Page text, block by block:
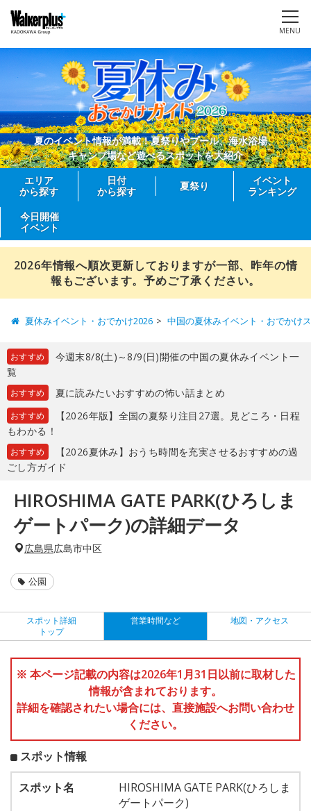
MENU
夏のイベント情報が満載！夏祭りやプール、海水浴場、
キャンプ場など遊べるスポットを大紹介
エリア
から探す
日付
から探す
夏祭り
イベント
ランキング
今日開催
イベント
2026年情報へ順次更新しておりますが一部、昨年の情
報もございます。予めご了承ください。
夏休みイベント・おでかけ2026 中国の夏休みイベント・おでかけ
おすすめ
今週末8/8(土)～8/9(日)開催の中国の夏休みイベント一
覧
おすすめ 夏に読みたいおすすめの怖い話まとめ
おすすめ
【2026年版】全国の夏祭り注目27選。見どころ・日程
もわかる！
おすすめ
【2026夏休み】おうち時間を充実させるおすすめの過
ごし方ガイド
HIROSHIMA GATE PARK(ひろしま
ゲートパーク)の詳細データ
広島県広島市中区
公園
スポット詳細
トップ
営業時間など 地図・アクセス
※ 本ページ記載の内容は2026年1月31日以前に取材した
情報が含まれております。
詳細を確認されたい場合には、直接施設へお問い合わせ
ください。
スポット情報
スポット名
HIROSHIMA GATE PARK(ひろしま
ゲートパーク)